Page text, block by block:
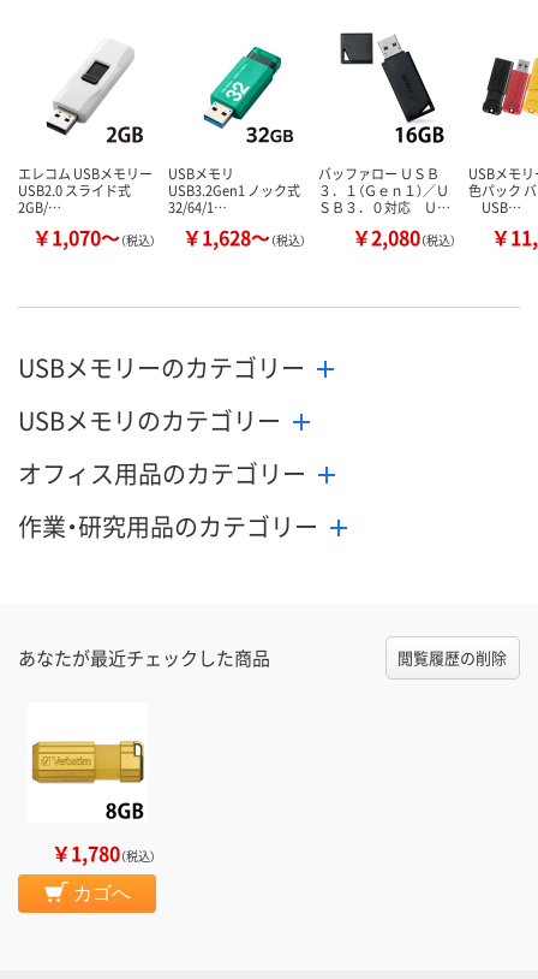
カゴへ
エレコム USBメモリー
USB2.0 スライド式
2GB/…
￥1,070～（税込）
USBメモリ
USB3.2Gen1 ノック式
32/64/1…
￥1,628～（税込）
バッファロー ＵＳＢ
３．１（Ｇｅｎ１）／Ｕ
ＳＢ３．０対応 Ｕ…
￥2,080（税込）
USBメモ
色パック
USB…
￥
USBメモリーのカテゴリー
USBメモリのカテゴリー
オフィス用品のカテゴリー
作業・研究用品のカテゴリー
あなたが最近チェックした商品 閲覧履歴の削除
￥1,780（税込）
カゴへ